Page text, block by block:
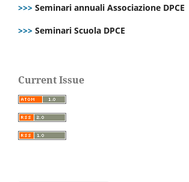
>>> Seminari annuali Associazione DPCE
>>> Seminari Scuola DPCE
Current Issue